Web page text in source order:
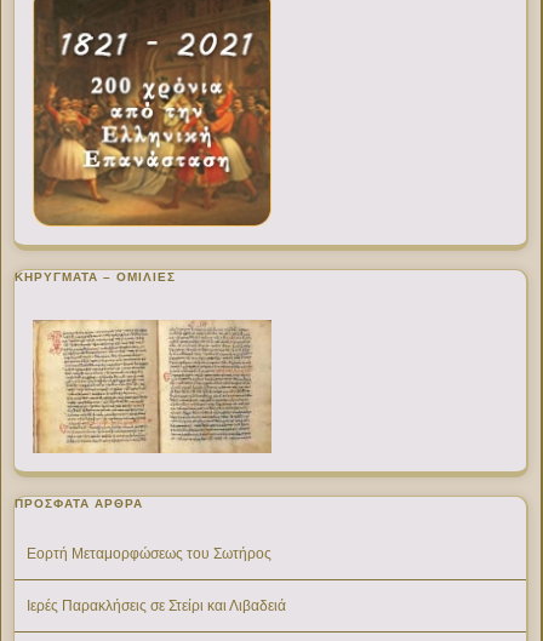
ΚΗΡΥΓΜΑΤΑ – ΟΜΙΛΙΕΣ
ΠΡΌΣΦΑΤΑ ΆΡΘΡΑ
Εορτή Μεταμορφώσεως του Σωτήρος
Ιερές Παρακλήσεις σε Στείρι και Λιβαδειά